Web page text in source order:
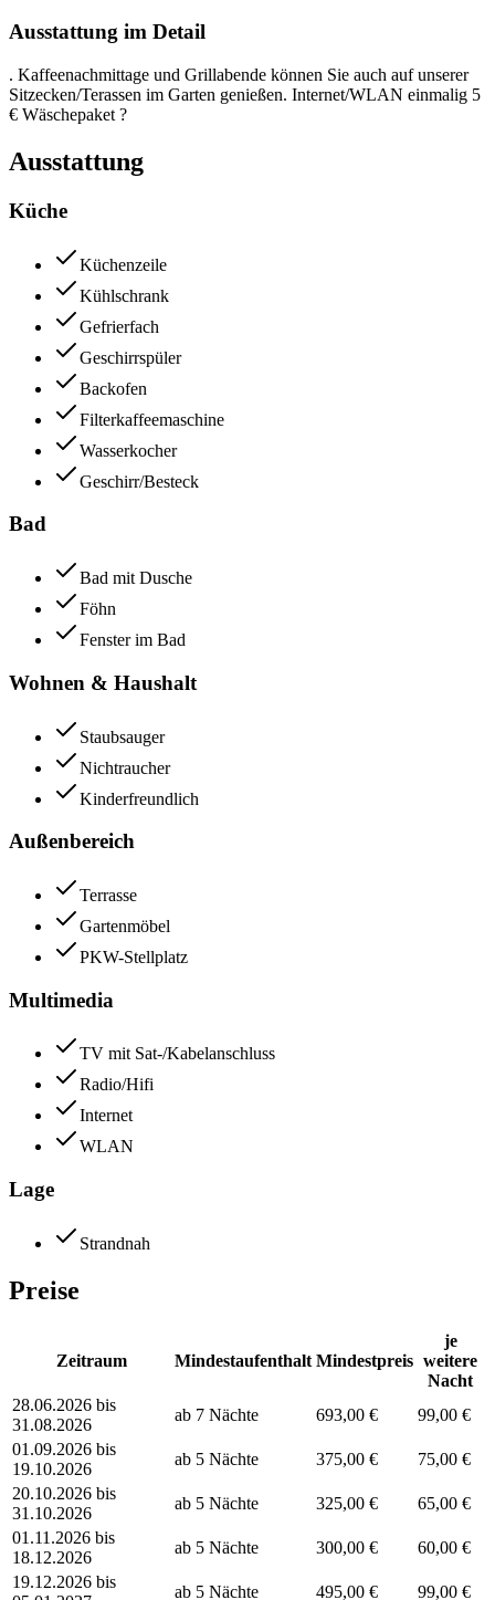
Ausstattung im Detail
. Kaffeenachmittage und Grillabende können Sie auch auf unserer
Sitzecken/Terassen im Garten genießen. Internet/WLAN einmalig 5
€ Wäschepaket ?
Ausstattung
Küche
Küchenzeile
Kühlschrank
Gefrierfach
Geschirrspüler
Backofen
Filterkaffeemaschine
Wasserkocher
Geschirr/Besteck
Bad
Bad mit Dusche
Föhn
Fenster im Bad
Wohnen & Haushalt
Staubsauger
Nichtraucher
Kinderfreundlich
Außenbereich
Terrasse
Gartenmöbel
PKW-Stellplatz
Multimedia
TV mit Sat-/Kabelanschluss
Radio/Hifi
Internet
WLAN
Lage
Strandnah
Preise
Zeitraum Mindestaufenthalt Mindestpreis
je
weitere
Nacht
28.06.2026 bis
31.08.2026
ab 7 Nächte 693,00 €
99,00 €
01.09.2026 bis
19.10.2026
ab 5 Nächte 375,00 €
75,00 €
20.10.2026 bis
31.10.2026
ab 5 Nächte 325,00 €
65,00 €
01.11.2026 bis
18.12.2026
ab 5 Nächte 300,00 €
60,00 €
19.12.2026 bis
ab 5 Nächte 495,00 € 99,00 €